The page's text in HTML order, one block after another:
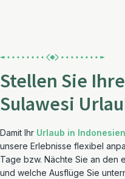
Stellen Sie
Sulawesi
Damit Ihr Urlaub in Indonesien
unsere Erlebnisse flexibel
Tage bzw. Nächte Sie an den
und welche Ausflüge Sie